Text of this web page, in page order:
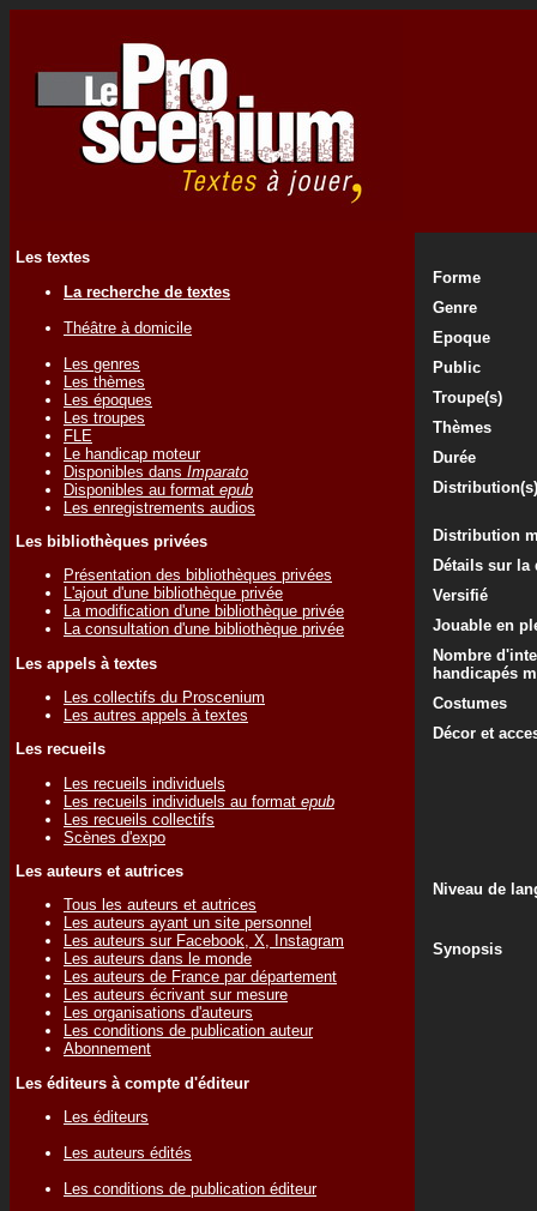
Les textes
La recherche de textes
Théâtre à domicile
Les genres
Les thèmes
Les époques
Les troupes
FLE
Le handicap moteur
Disponibles dans Imparato
Disponibles au format epub
Les enregistrements audios
Les bibliothèques privées
Présentation des bibliothèques privées
L'ajout d'une bibliothèque privée
La modification d'une bibliothèque privée
La consultation d'une bibliothèque privée
Les appels à textes
Les collectifs du Proscenium
Les autres appels à textes
Les recueils
Les recueils individuels
Les recueils individuels au format epub
Les recueils collectifs
Scènes d'expo
Les auteurs et autrices
Tous les auteurs et autrices
Les auteurs ayant un site personnel
Les auteurs sur Facebook, X, Instagram
Les auteurs dans le monde
Les auteurs de France par département
Les auteurs écrivant sur mesure
Les organisations d'auteurs
Les conditions de publication auteur
Abonnement
Les éditeurs à compte d'éditeur
Les éditeurs
Les auteurs édités
Les conditions de publication éditeur
Forme
Genre
Epoque
Public
Troupe(s)
Thèmes
Durée
Distribution(s)
Distribution
Détails sur
Versifié
Jouable en
Nombre
handicapés
Costumes
Décor et
Niveau de
Synopsis